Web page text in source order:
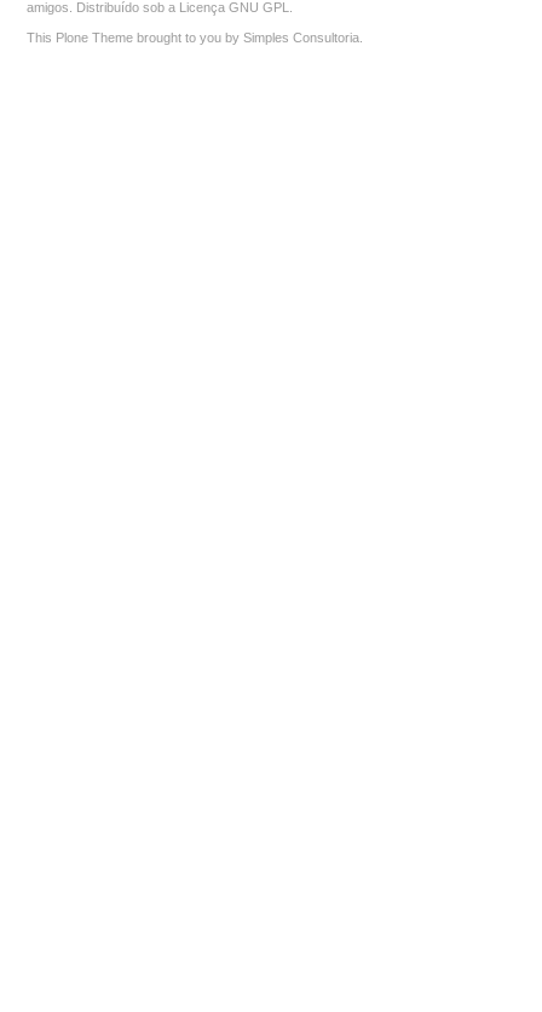
amigos. Distribuído sob a
Licença GNU GPL
This Plone Theme brought to you by Simples Consultoria